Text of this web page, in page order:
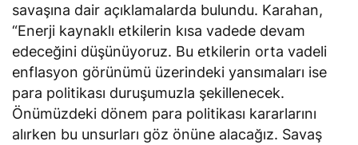
savaşına dair açıklamalarda bulundu. Karahan,
“Enerji kaynaklı etkilerin kısa vadede devam
edeceğini düşünüyoruz. Bu etkilerin orta vadeli
enflasyon görünümü üzerindeki yansımaları ise
para politikası duruşumuzla şekillenecek.
Önümüzdeki dönem para politikası kararlarını
alırken bu unsurları göz önüne alacağız. Savaş